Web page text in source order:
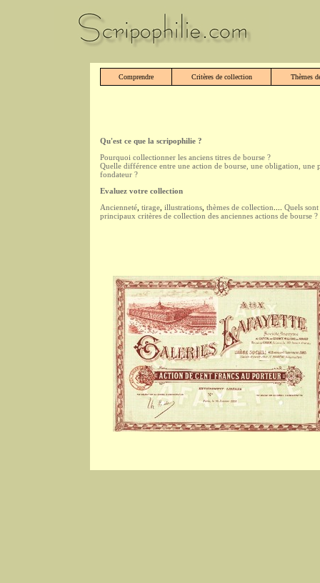
Comprendre Critères de collection Thèmes
Qu'est ce que la scripophilie ?
Pourquoi collectionner les anciens titres de bourse ?
Quelle différence entre une action de bourse, une obligation, une
fondateur ?
Evaluez votre collection
Ancienneté tirage illustrations thèmes de collection
Quels sont
principaux critères de collection des anciennes actions de bourse ?